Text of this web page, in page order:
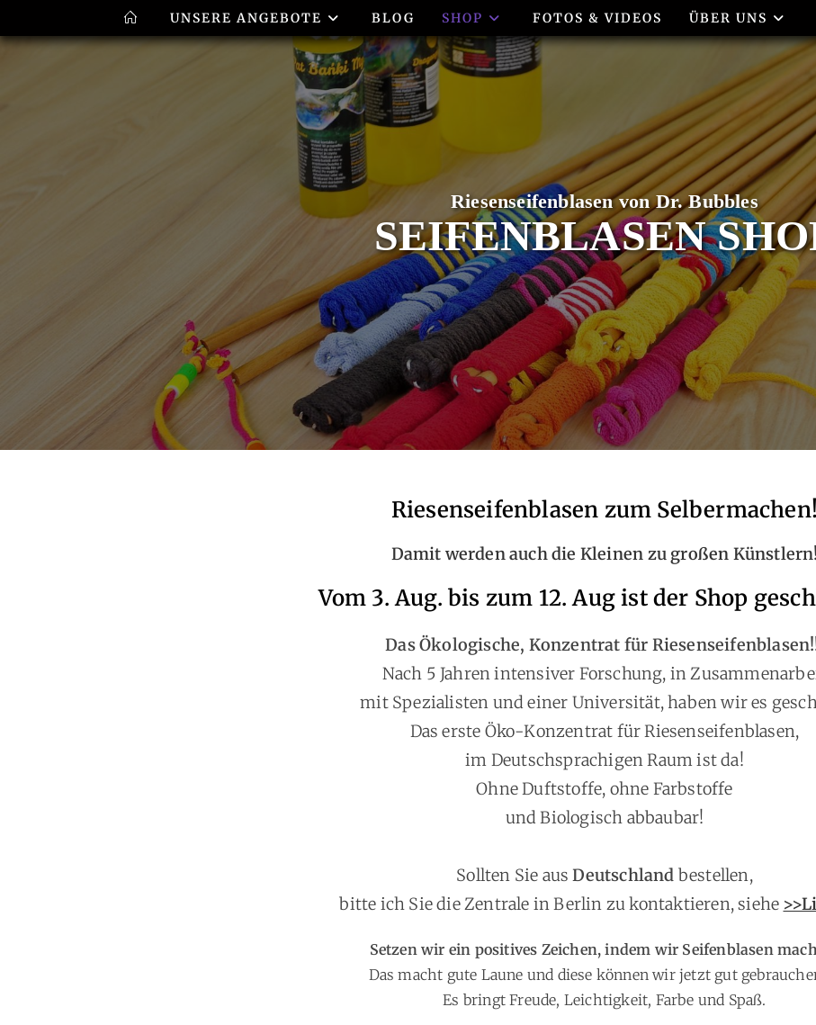
UNSERE ANGEBOTE BLOG SHOP FOTOS & VIDEOS ÜBER UNS
SEIFENBLASEN
Riesenseifenblasen zum Selbermachen!
Damit werden auch die Kleinen zu großen Künstlern!
Vom 3. Aug. bis zum 12. Aug ist der Shop
Das Ökologische, Konzentrat für
Nach 5 Jahren intensiver Forschung, in
mit Spezialisten und einer Universität, haben wir es
Das erste Öko-Konzentrat für Riesenseifenblasen,
im Deutschsprachigen Raum ist da!
Ohne Duftstoffe, ohne Farbstoffe
und Biologisch abbaubar!
Sollten Sie ausDeutschland bestellen,
bitte ich Sie die Zentrale in Berlin zu kontaktieren, siehe
Setzen wir ein positives Zeichen, indem wir Seifenblasen
Das macht gute Laune und diese können wir jetzt gut
Es bringt Freude, Leichtigkeit, Farbe und Spaß.